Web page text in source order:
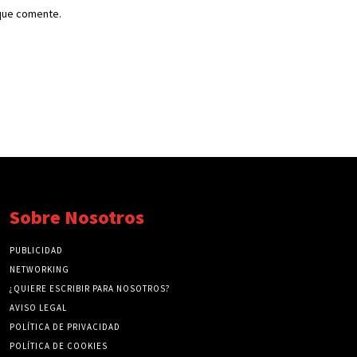
comente.
Sobre Nosotros
PUBLICIDAD
NETWORKING
¿QUIERE ESCRIBIR PARA NOSOTROS?
AVISO LEGAL
POLÍTICA DE PRIVACIDAD
POLÍTICA DE COOKIES